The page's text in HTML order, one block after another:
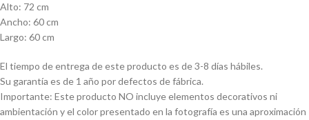
Alto: 72 cm
Ancho: 60 cm
Largo: 60 cm
El tiempo de entrega de este producto es de 3-8 días hábiles.
Su garantía es de 1 año por defectos de fábrica.
Importante: Este producto NO incluye elementos decorativos ni
ambientación y el color presentado en la fotografía es una aproximación